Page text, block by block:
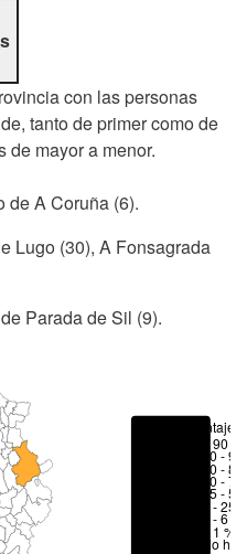
con las personas
tanto de primer como de
mayor a menor.
de A Coruña (6).
Lugo (30), A Fonsagrada
Parada de Sil (9).
Porcentajes
> 90 %
80 -
70 -
50 -
25 -
6 - 25
1 - 6 %
< 1 %
No hay